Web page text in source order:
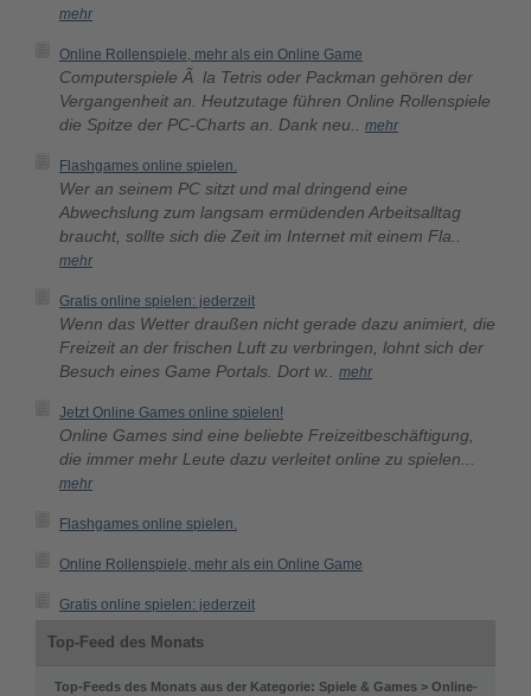
mehr
Online Rollenspiele, mehr als ein Online Game
Computerspiele Ã la Tetris oder Packman gehören der
Vergangenheit an. Heutzutage führen Online Rollenspiele
die Spitze der PC-Charts an. Dank neu.. mehr
Flashgames online spielen.
Wer an seinem PC sitzt und mal dringend eine
Abwechslung zum langsam ermüdenden Arbeitsalltag
braucht, sollte sich die Zeit im Internet mit einem Fla..
mehr
Gratis online spielen: jederzeit
Wenn das Wetter draußen nicht gerade dazu animiert, die
Freizeit an der frischen Luft zu verbringen, lohnt sich der
Besuch eines Game Portals. Dort w.. mehr
Jetzt Online Games online spielen!
Online Games sind eine beliebte Freizeitbeschäftigung,
die immer mehr Leute dazu verleitet online zu spielen...
mehr
Flashgames online spielen.
Online Rollenspiele, mehr als ein Online Game
Gratis online spielen: jederzeit
Top-Feed des Monats
Top-Feeds des Monats aus der Kategorie: Spiele & Games > Online-